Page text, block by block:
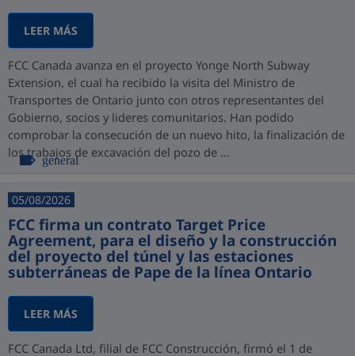
LEER MÁS
FCC Canada avanza en el proyecto Yonge North Subway
Extension, el cual ha recibido la visita del Ministro de
Transportes de Ontario junto con otros representantes del
Gobierno, socios y lideres comunitarios. Han podido
comprobar la consecución de un nuevo hito, la finalización de
los trabajos de excavación del pozo de ...
general
05/08/2026
FCC firma un contrato Target Price
Agreement, para el diseño y la construcción
del proyecto del túnel y las estaciones
subterráneas de Pape de la línea Ontario
LEER MÁS
FCC Canada Ltd, filial de FCC Construcción, firmó el 1 de